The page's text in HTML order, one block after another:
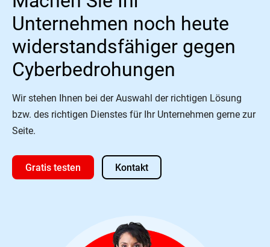
Unternehmen noch heute
widerstandsfähiger gegen
Cyberbedrohungen
Wir stehen Ihnen bei der Auswahl der richtigen Lösung
bzw. des richtigen Dienstes für Ihr Unternehmen gerne zur
Seite.
Gratis testen Kontakt